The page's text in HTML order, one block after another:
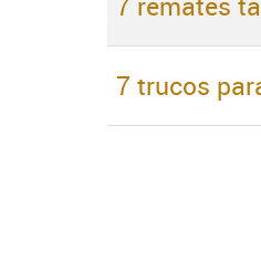
7 trucos